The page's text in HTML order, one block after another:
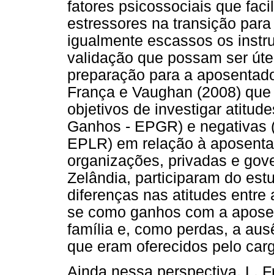
fatores psicossociais que
estressores na transição
igualmente escassos os
validação que possam ser
preparação para a
França e Vaughan (2008)
objetivos de investigar
Ganhos - EPGR) e
EPLR) em relação à
organizações, privadas e
Zelândia, participaram do
diferenças nas atitudes
se como ganhos com a
família e, como perdas, a
que eram oferecidos pelo